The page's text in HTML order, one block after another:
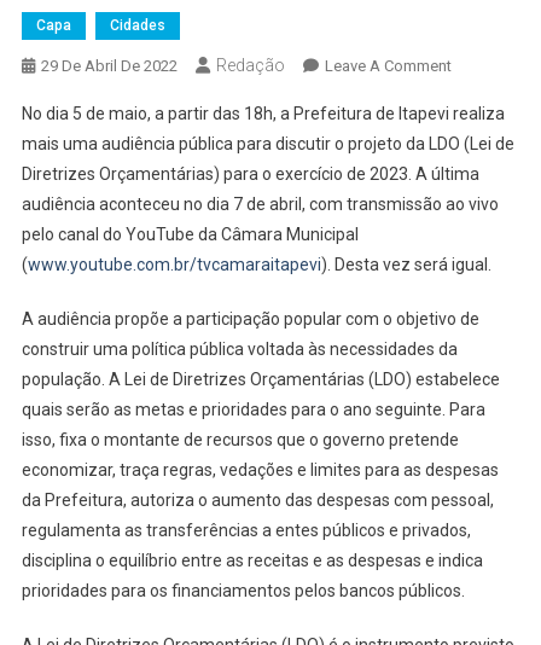
Capa Cidades
29 De Abril De 2022 Redação Leave A CommentOn
Realiza
Audiência
Pública
No
5
Discutir
Lei
De
No dia 5 de maio, a partir das 18h, a Prefeitura de Itapevi realiza
mais uma audiência pública para discutir o projeto da LDO (Lei de
Diretrizes Orçamentárias) para o exercício de 2023. A última
audiência aconteceu no dia 7 de abril, com transmissão ao vivo
pelo canal do YouTube da Câmara Municipal
(www.youtube.com.br/tvcamaraitapevi). Desta vez será igual.
A audiência propõe a participação popular com o objetivo de
construir uma política pública voltada às necessidades da
população. A Lei de Diretrizes Orçamentárias (LDO) estabelece
quais serão as metas e prioridades para o ano seguinte. Para
isso, fixa o montante de recursos que o governo pretende
economizar, traça regras, vedações e limites para as despesas
da Prefeitura, autoriza o aumento das despesas com pessoal,
regulamenta as transferências a entes públicos e privados,
disciplina o equilíbrio entre as receitas e as despesas e indica
prioridades para os financiamentos pelos bancos públicos.